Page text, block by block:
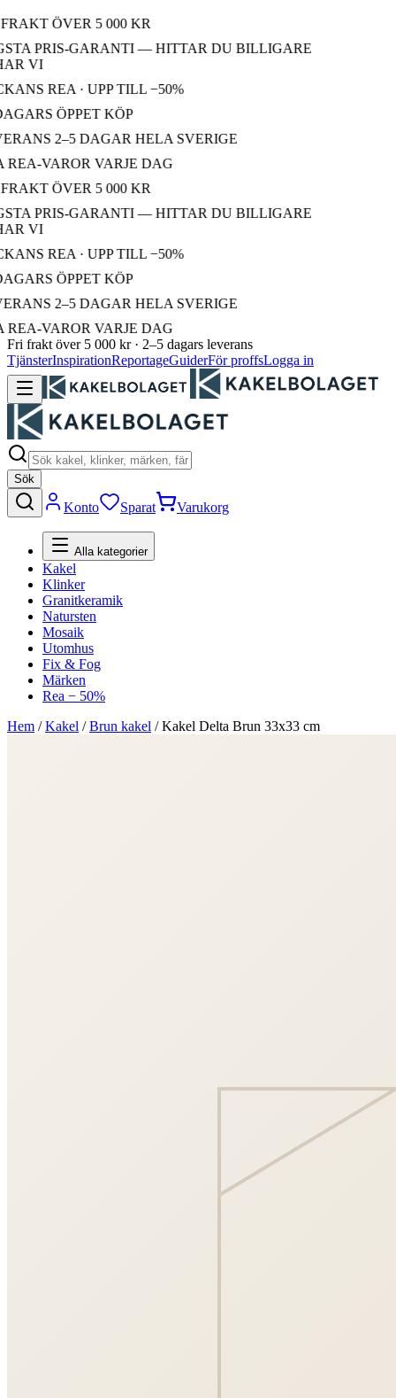
ÖVER 5 000 KR
PRIS-GARANTI — HITTAR DU BILLIGARE
VI
REA · UPP TILL −50%
ÖPPET KÖP
2–5 DAGAR HELA SVERIGE
VAROR VARJE DAG
ÖVER 5 000 KR
PRIS-GARANTI — HITTAR DU BILLIGARE
VI
REA · UPP TILL −50%
ÖPPET KÖP
2–5 DAGAR HELA SVERIGE
VAROR VARJE DAG
Fri frakt över 5 000 kr · 2–5 dagars leverans
TjänsterInspirationReportageGuiderFör proffsLogga in
Sök
Konto Sparat Varukorg
Alla kategorier
Kakel
Klinker
Granitkeramik
Natursten
Mosaik
Utomhus
Fix & Fog
Märken
Rea − 50%
Hem /Kakel /Brun kakel /Kakel Delta Brun 33x33 cm